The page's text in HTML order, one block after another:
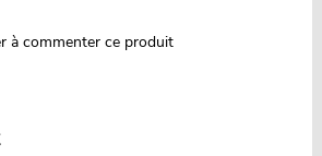
à commenter ce produit